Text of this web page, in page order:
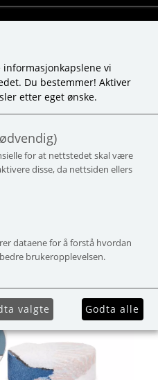
HÅNDDUK -
bomull
vi
Du bestemmer! Aktiver
etter eget ønske.
for at nettstedet skal være
disse, da nettsiden ellers
dataene for å forstå hvordan
brukeropplevelsen.
valgte Godta alle